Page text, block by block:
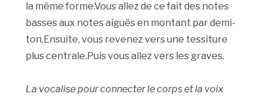
la même forme.Vous allez de ce fait des notes
basses aux notes aiguës en montant par demi-
ton.Ensuite, vous revenez vers une tessiture
plus centrale.Puis vous allez vers les graves.
La vocalise pour connecter le corps et la voix